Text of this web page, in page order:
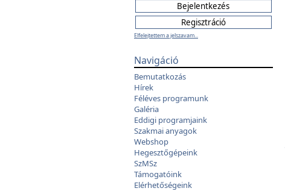
Elfelejtettem a jelszavam...
Navigáció
Bemutatkozás
Hírek
Féléves programunk
Galéria
Eddigi programjaink
Szakmai anyagok
Webshop
Hegesztőgépeink
SzMSz
Támogatóink
Elérhetőségeink